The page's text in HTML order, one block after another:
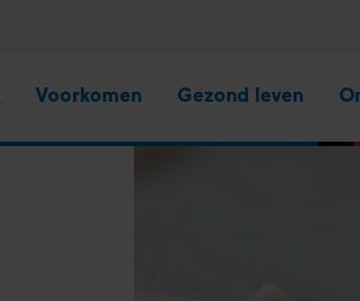
Voorkomen Gezond leven